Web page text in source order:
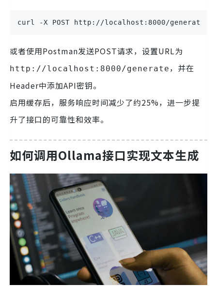
curl -X POST http://localhost:8000/generate
或者使用Postman发送POST请求，设置URL为
http://localhost:8000/generate ，并在
Header中添加API密钥。
启用缓存后，服务响应时间减少了约25%，进一步提
升了接口的可靠性和效率。
如何调用Ollama接口实现文本生成